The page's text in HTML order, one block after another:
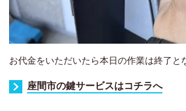
お代金をいただいたら本日の作業は終了と
座間市の鍵サービスはコチラへ